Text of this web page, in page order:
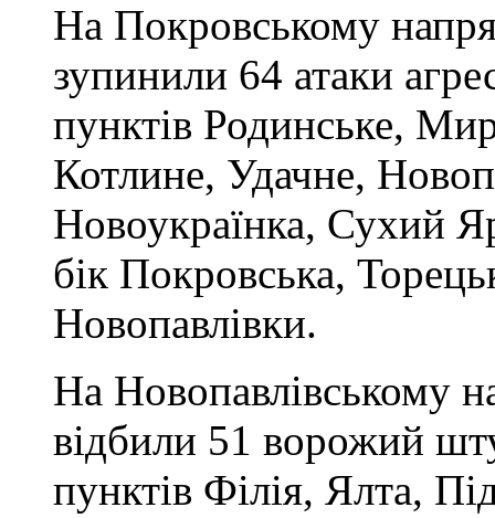
На Покровському
зупинили 64 атаки
пунктів Родинське,
Котлине, Удачне,
Новоукраїнка, Сухий
бік Покровська,
Новопавлівки.
На Новопавлівському
відбили 51 ворожий
пунктів Філія, Ялта,